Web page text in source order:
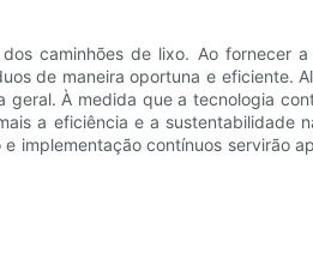
caminhões de lixo. Ao fornecer
de maneira oportuna e eficiente.
À medida que a tecnologia
a eficiência e a sustentabilidade
implementação contínuos servirão